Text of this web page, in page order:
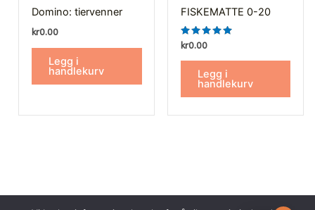
Domino: tiervenner
kr0.00
Legg i
handlekurv
FISKEMATTE 0-20
Vurdert
5.00
av 5
kr0.00
Legg i
handlekurv